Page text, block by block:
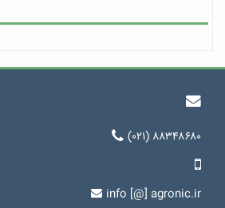
(۰۲۱) ۸۸۳۴۸۶۸۰
info [@] agronic.ir